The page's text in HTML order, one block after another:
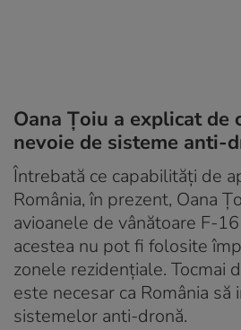
Oana Țoiu a explicat de
nevoie de sisteme anti-
Întrebată ce capabilități de
România, în prezent, Oana
avioanele de vânătoare F-
acestea nu pot fi folosite
zonele rezidențiale. Tocmai
este necesar ca România să
sistemelor anti-dronă.